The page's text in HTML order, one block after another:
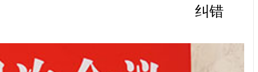
纠错